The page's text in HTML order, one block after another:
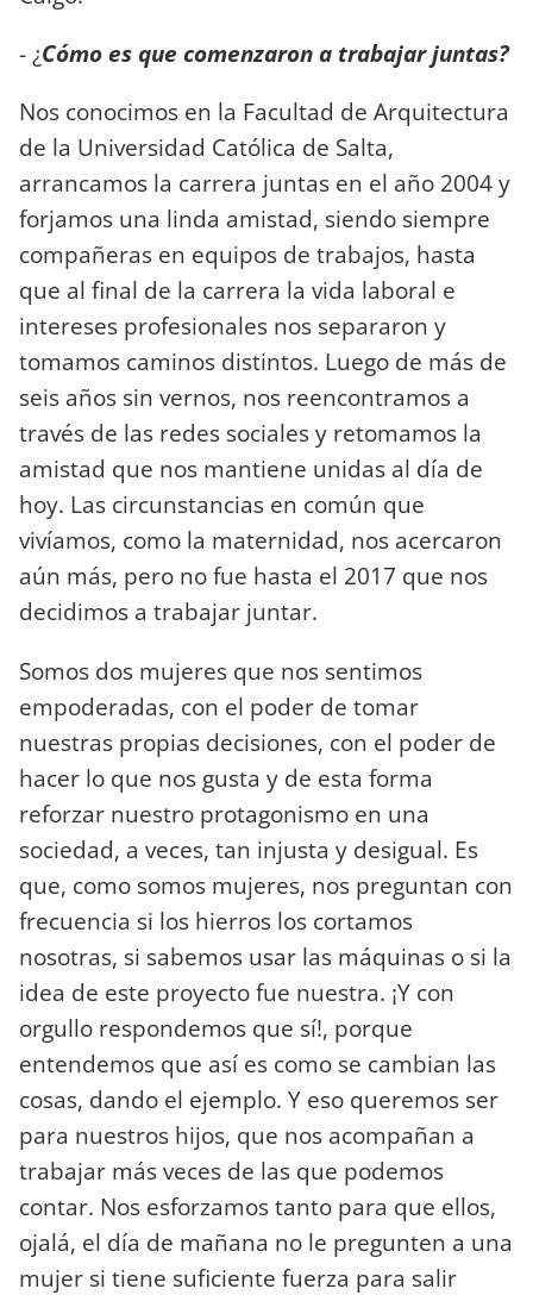
- ¿Cómo es que comenzaron a trabajar juntas?
Nos conocimos en la Facultad de Arquitectura
de la Universidad Católica de Salta,
arrancamos la carrera juntas en el año 2004 y
forjamos una linda amistad, siendo siempre
compañeras en equipos de trabajos, hasta
que al final de la carrera la vida laboral e
intereses profesionales nos separaron y
tomamos caminos distintos. Luego de más de
seis años sin vernos, nos reencontramos a
través de las redes sociales y retomamos la
amistad que nos mantiene unidas al día de
hoy. Las circunstancias en común que
vivíamos, como la maternidad, nos acercaron
aún más, pero no fue hasta el 2017 que nos
decidimos a trabajar juntar.
Somos dos mujeres que nos sentimos
empoderadas, con el poder de tomar
nuestras propias decisiones, con el poder de
hacer lo que nos gusta y de esta forma
reforzar nuestro protagonismo en una
sociedad, a veces, tan injusta y desigual. Es
que, como somos mujeres, nos preguntan con
frecuencia si los hierros los cortamos
nosotras, si sabemos usar las máquinas o si la
idea de este proyecto fue nuestra. ¡Y con
orgullo respondemos que sí!, porque
entendemos que así es como se cambian las
cosas, dando el ejemplo. Y eso queremos ser
para nuestros hijos, que nos acompañan a
trabajar más veces de las que podemos
contar. Nos esforzamos tanto para que ellos,
ojalá, el día de mañana no le pregunten a una
mujer si tiene suficiente fuerza para salir